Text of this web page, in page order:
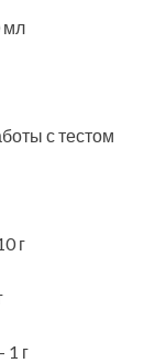
мл
с тестом
г
1 г